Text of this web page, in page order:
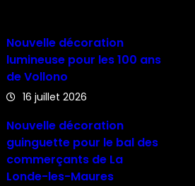
Nouvelle décoration
lumineuse pour les 100 ans
de Vollono
16 juillet 2026
Nouvelle décoration
guinguette pour le bal des
commerçants de La
Londe-les-Maures